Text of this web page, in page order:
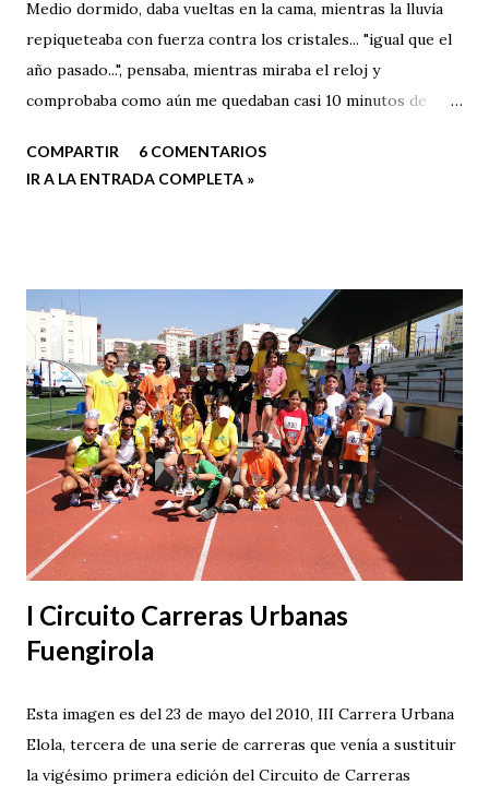
Medio dormido, daba vueltas en la cama, mientras la lluvia
repiqueteaba con fuerza contra los cristales... "igual que el
año pasado...", pensaba, mientras miraba el reloj y
comprobaba como aún me quedaban casi 10 minutos de
primera vez, muy fuerte, ya que estaba a punto para
COMPARTIR
6 COMENTARIOS
IR A LA ENTRADA COMPLETA »
I Circuito Carreras Urbanas
Fuengirola
Esta imagen es del 23 de mayo del 2010, III Carrera Urbana
Elola, tercera de una serie de carreras que venía a sustituir
la vigésimo primera edición del Circuito de Carreras